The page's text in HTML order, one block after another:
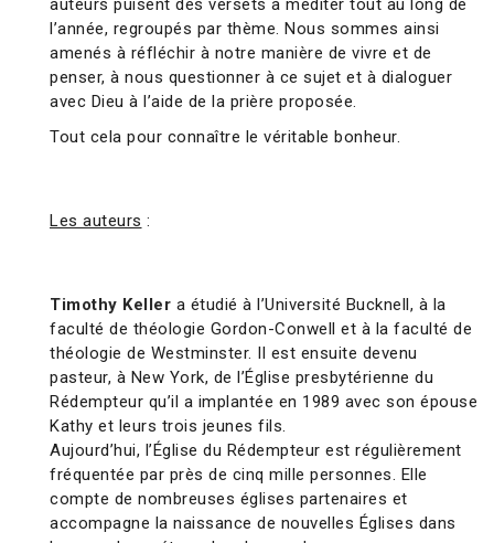
auteurs puisent des versets à méditer tout au long de
l’année, regroupés par thème. Nous sommes ainsi
amenés à réfléchir à notre manière de vivre et de
penser, à nous questionner à ce sujet et à dialoguer
avec Dieu à l’aide de la prière proposée.
Tout cela pour connaître le véritable bonheur.
Les auteurs :
Timothy Keller a étudié à l’Université Bucknell, à la
faculté de théologie Gordon-Conwell et à la faculté de
théologie de Westminster. Il est ensuite devenu
pasteur, à New York, de l’Église presbytérienne du
Rédempteur qu’il a implantée en 1989 avec son épouse
Kathy et leurs trois jeunes fils.
Aujourd’hui, l’Église du Rédempteur est régulièrement
fréquentée par près de cinq mille personnes. Elle
compte de nombreuses églises partenaires et
accompagne la naissance de nouvelles Églises dans